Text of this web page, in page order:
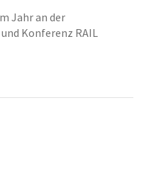
Jahr an der
Konferenz RAIL